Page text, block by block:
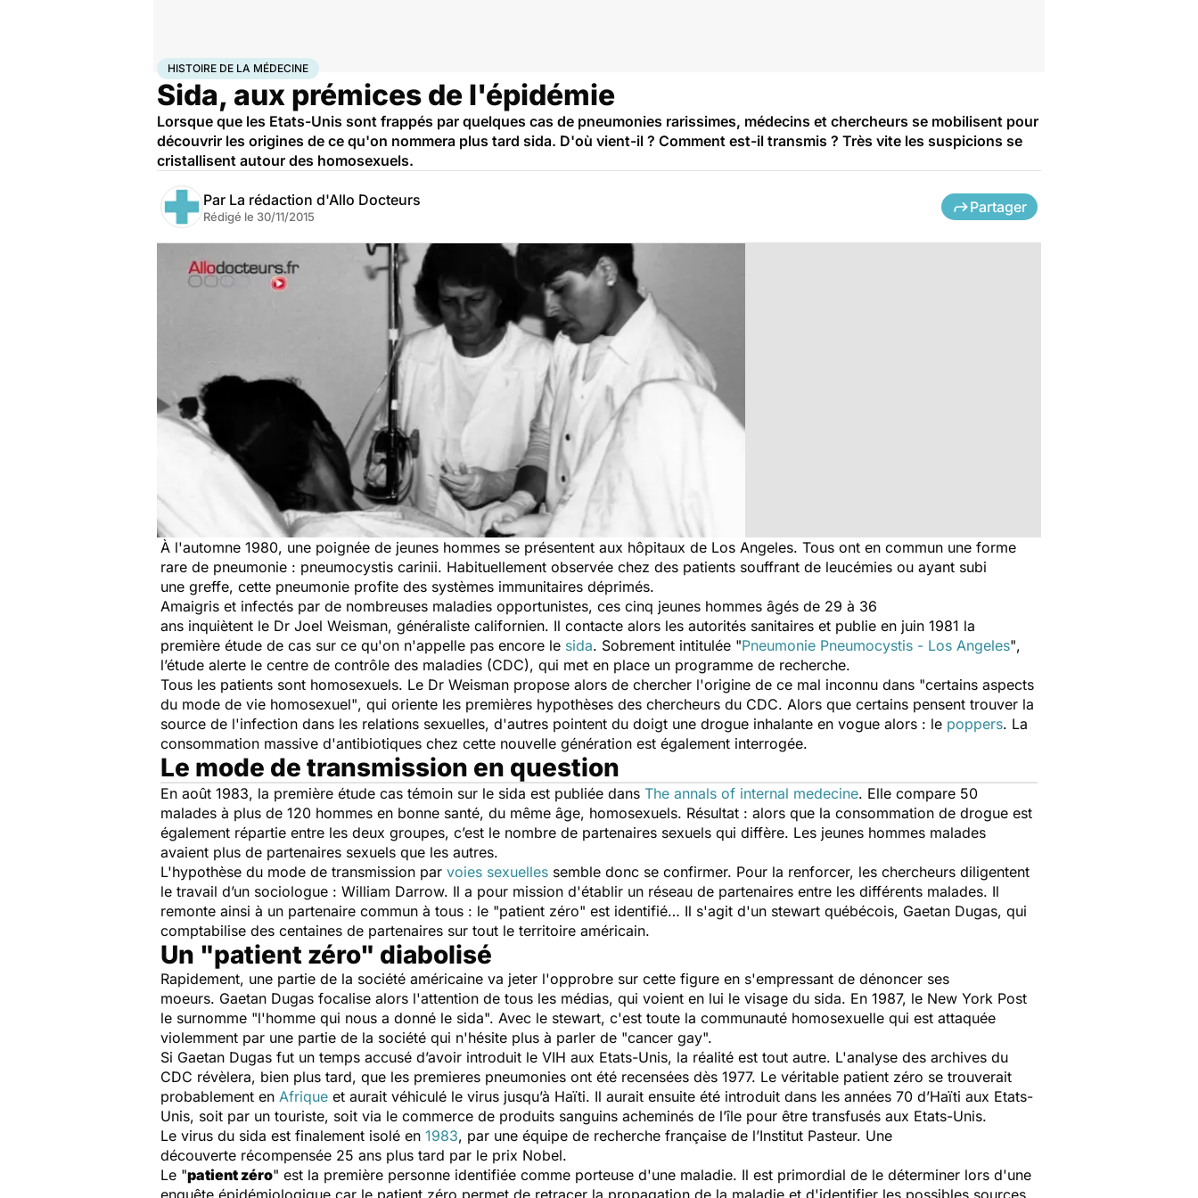
AccueilSantéMaladiesHistoire de la médecine
HISTOIRE DE LA MÉDECINE
Sida, aux prémices de l'épidémie
Lorsque que les Etats-Unis sont frappés par quelques cas de pneumonies rarissimes, médecins et chercheurs se mobilisent pour
découvrir les origines de ce qu'on nommera plus tard sida. D'où vient-il ? Comment est-il transmis ? Très vite les suspicions se
cristallisent autour des homosexuels.
Par La rédaction d'Allo Docteurs
Rédigé le 30/11/2015
Partager
À l'automne 1980, une poignée de jeunes hommes se présentent aux hôpitaux de Los Angeles. Tous ont en commun une forme
rare de pneumonie : pneumocystis carinii. Habituellement observée chez des patients souffrant de leucémies ou ayant subi
une greffe, cette pneumonie profite des systèmes immunitaires déprimés.
Amaigris et infectés par de nombreuses maladies opportunistes, ces cinq jeunes hommes âgés de 29 à 36
ans inquiètent le Dr Joel Weisman, généraliste californien. Il contacte alors les autorités sanitaires et publie en juin 1981 la
première étude de cas sur ce qu'on n'appelle pas encore le sida. Sobrement intitulée "Pneumonie Pneumocystis - Los Angeles",
l’étude alerte le centre de contrôle des maladies (CDC), qui met en place un programme de recherche.
Tous les patients sont homosexuels. Le Dr Weisman propose alors de chercher l'origine de ce mal inconnu dans "certains aspects
du mode de vie homosexuel", qui oriente les premières hypothèses des chercheurs du CDC. Alors que certains pensent trouver la
source de l'infection dans les relations sexuelles, d'autres pointent du doigt une drogue inhalante en vogue alors : le poppers. La
consommation massive d'antibiotiques chez cette nouvelle génération est également interrogée.
Le mode de transmission en question
En août 1983, la première étude cas témoin sur le sida est publiée dans The annals of internal medecine. Elle compare 50
malades à plus de 120 hommes en bonne santé, du même âge, homosexuels. Résultat : alors que la consommation de drogue est
également répartie entre les deux groupes, c’est le nombre de partenaires sexuels qui diffère. Les jeunes hommes malades
avaient plus de partenaires sexuels que les autres.
L'hypothèse du mode de transmission par voies sexuelles semble donc se confirmer. Pour la renforcer, les chercheurs diligentent
le travail d’un sociologue : William Darrow. Il a pour mission d'établir un réseau de partenaires entre les différents malades. Il
remonte ainsi à un partenaire commun à tous : le "patient zéro" est identifié… Il s'agit d'un stewart québécois, Gaetan Dugas, qui
comptabilise des centaines de partenaires sur tout le territoire américain.
Un "patient zéro" diabolisé
Rapidement, une partie de la société américaine va jeter l'opprobre sur cette figure en s'empressant de dénoncer ses
moeurs. Gaetan Dugas focalise alors l'attention de tous les médias, qui voient en lui le visage du sida. En 1987, le New York Post
le surnomme "l'homme qui nous a donné le sida". Avec le stewart, c'est toute la communauté homosexuelle qui est attaquée
violemment par une partie de la société qui n'hésite plus à parler de "cancer gay".
Si Gaetan Dugas fut un temps accusé d’avoir introduit le VIH aux Etats-Unis, la réalité est tout autre. L'analyse des archives du
CDC révèlera, bien plus tard, que les premieres pneumonies ont été recensées dès 1977. Le véritable patient zéro se trouverait
probablement en Afrique et aurait véhiculé le virus jusqu’à Haïti. Il aurait ensuite été introduit dans les années 70 d’Haïti aux Etats-
Unis, soit par un touriste, soit via le commerce de produits sanguins acheminés de l’île pour être transfusés aux Etats-Unis.
Le virus du sida est finalement isolé en 1983, par une équipe de recherche française de l’Institut Pasteur. Une
découverte récompensée 25 ans plus tard par le prix Nobel.
Le "patient zéro" est la première personne identifiée comme porteuse d'une maladie. Il est primordial de le déterminer lors d'une
enquête épidémiologique car le patient zéro permet de retracer la propagation de la maladie et d'identifier les possibles sources